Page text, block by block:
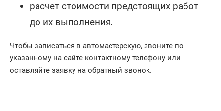
расчет стоимости предстоящих работ
до их выполнения.
Чтобы записаться в автомастерскую, звоните по
указанному на сайте контактному телефону или
оставляйте заявку на обратный звонок.